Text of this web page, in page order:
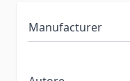
Manufacturer